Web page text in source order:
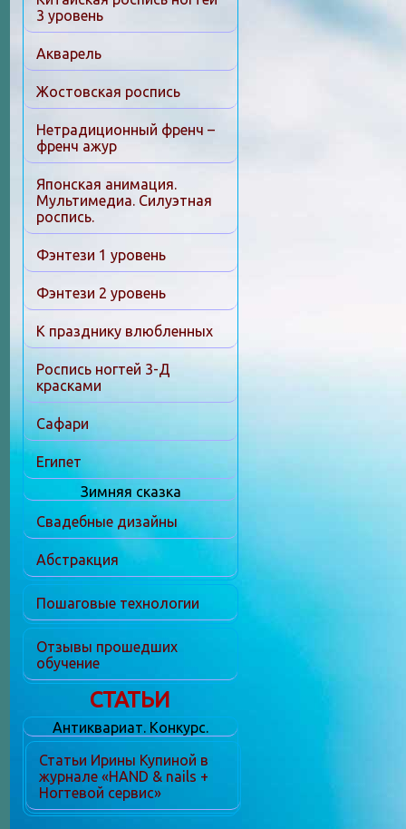
3 уровень
Акварель
Жостовская роспись
Нетрадиционный френч –
френч ажур
Японская анимация.
Мультимедиа. Силуэтная
роспись.
Фэнтези 1 уровень
Фэнтези 2 уровень
К празднику влюбленных
Роспись ногтей 3-Д
красками
Сафари
Египет
Зимняя сказка
Свадебные дизайны
Абстракция
Пошаговые технологии
Отзывы прошедших
обучение
СТАТЬИ
Антиквариат. Конкурс.
Статьи Ирины Купиной в
журнале «HAND & nails +
Ногтевой сервис»